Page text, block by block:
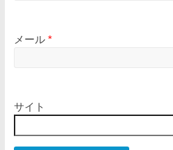
メール *
サイト